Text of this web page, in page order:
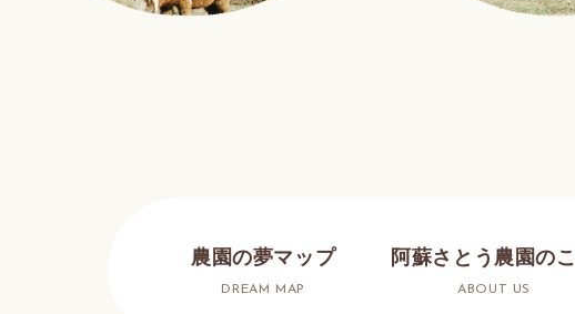
農園の夢マップ
DREAM MAP
阿蘇さとう農園の
ABOUT US